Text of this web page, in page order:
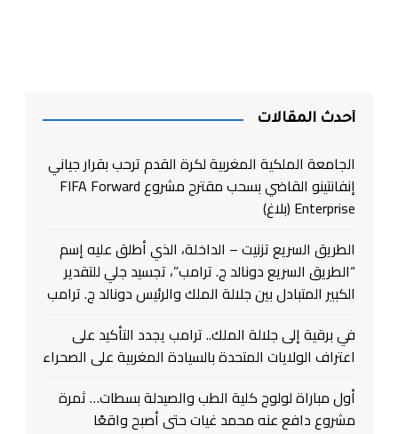
أحدث المقالات
الجامعة الملكية المغربية لكرة القدم ترحب بقرار جياني
إنفانتينو القاضي بسحب مقترح مشروع FIFA Forward
Enterprise (بلاغ)
الطريق السريع تزنيت – الداخلة، الذي أطلق عليه إسم
“الطريق السريع دونالد ج. ترامب”، تجسيد جلي للتقدير
الكبير المتبادل بين جلالة الملك والرئيس دونالد ج. ترامب
في برقية إلى جلالة الملك.. ترامب يجدد التأكيد على
اعتراف الولايات المتحدة بالسيادة المغربية على الصحراء
أول مباراة لولوج كلية الطب والصيدلة بسطات… ثمرة
مشروع دافع عنه محمد غيات حتى أصبح واقعًا